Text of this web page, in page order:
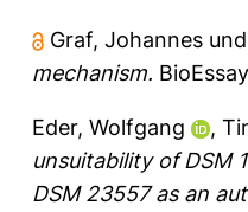
Graf, Johannes und
mechanism.
Eder, Wolfgang ,
unsuitability of DSM
DSM 23557 as an